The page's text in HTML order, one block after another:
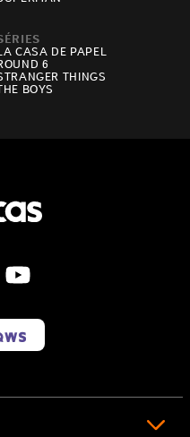
CASA DE PAPEL
6
THINGS
BOYS